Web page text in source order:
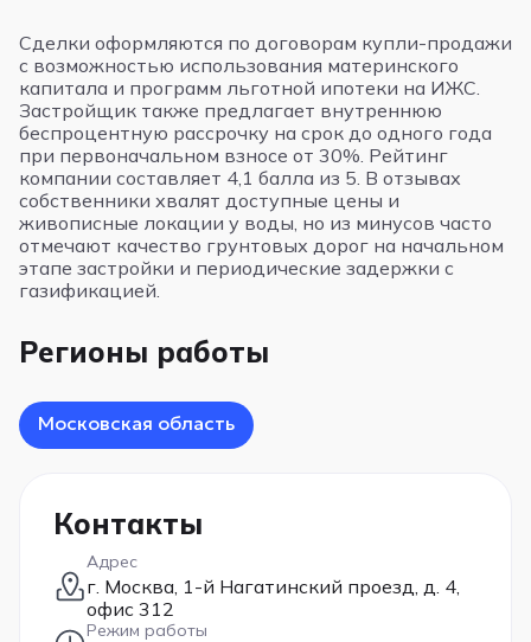
Сделки оформляются по договорам купли-продажи
с возможностью использования материнского
капитала и программ льготной ипотеки на ИЖС.
Застройщик также предлагает внутреннюю
беспроцентную рассрочку на срок до одного года
при первоначальном взносе от 30%. Рейтинг
компании составляет 4,1 балла из 5. В отзывах
собственники хвалят доступные цены и
живописные локации у воды, но из минусов часто
отмечают качество грунтовых дорог на начальном
этапе застройки и периодические задержки с
газификацией.
Регионы работы
Московская область
Контакты
Адрес
г. Москва, 1-й Нагатинский проезд, д. 4,
офис 312
Режим работы